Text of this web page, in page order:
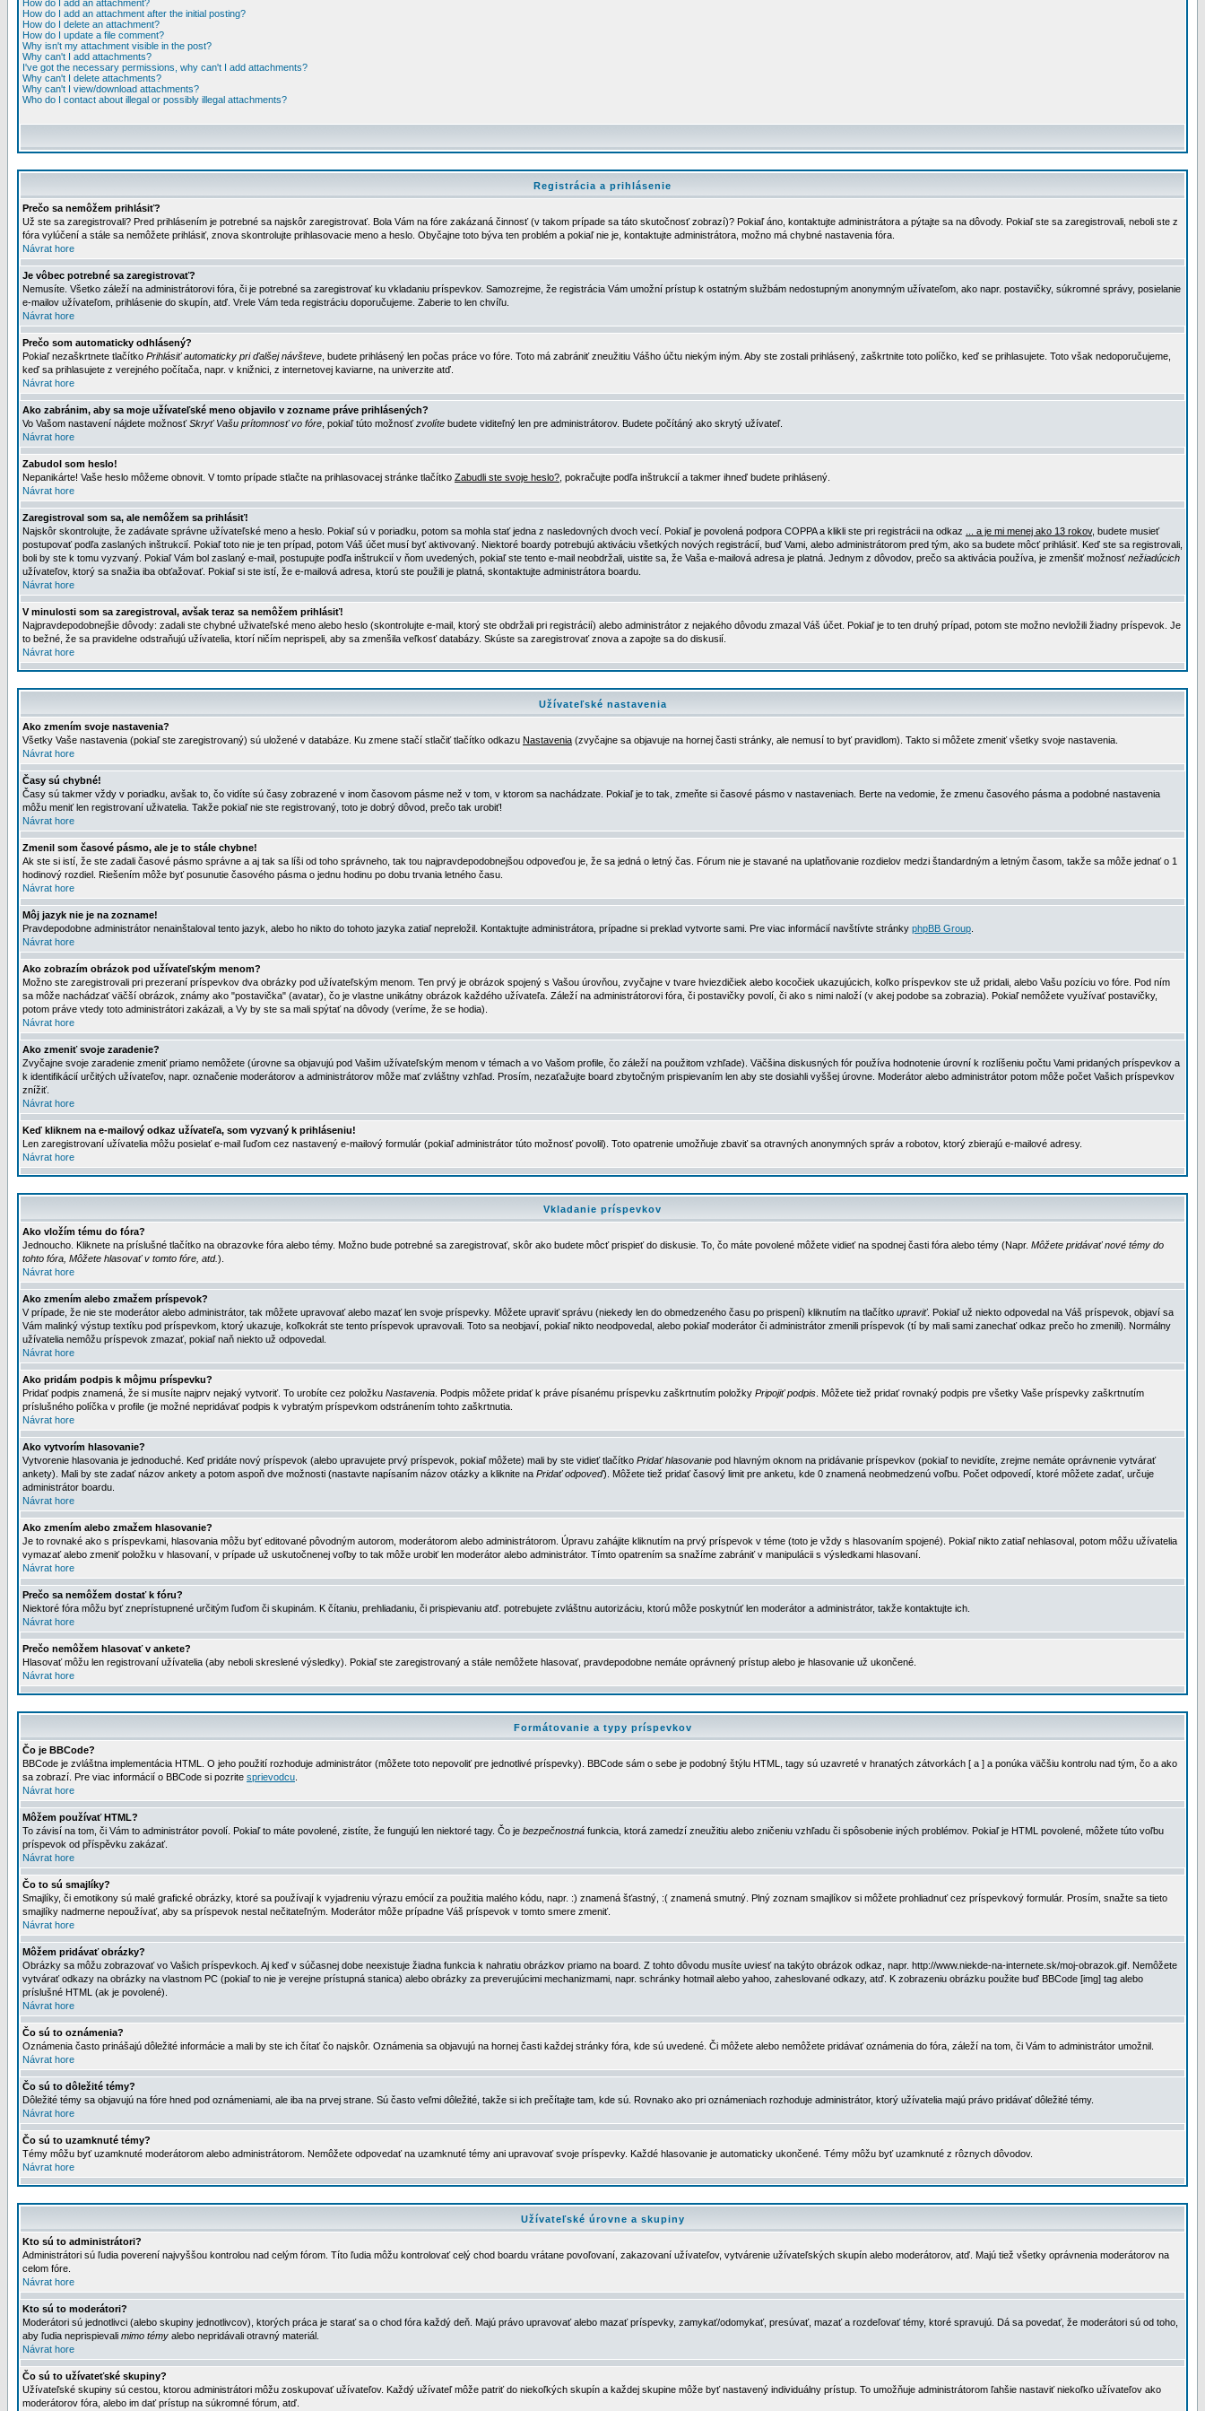
How do I add an attachment?
How do I add an attachment after the initial posting?
How do I delete an attachment?
How do I update a file comment?
Why isn't my attachment visible in the post?
Why can't I add attachments?
I've got the necessary permissions, why can't I add attachments?
Why can't I delete attachments?
Why can't I view/download attachments?
Who do I contact about illegal or possibly illegal attachments?
Registrácia a prihlásenie
Prečo sa nemôžem prihlásiť?
Už ste sa zaregistrovali? Pred prihlásením je potrebné sa najskôr zaregistrovať. Bola Vám na fóre zakázaná činnosť (v takom prípade sa táto skutočnosť zobrazí)? Pokiaľ áno, kontaktujte administrátora a pýtajte sa na dôvody. Pokiaľ ste sa zaregistrovali, neboli ste z
fóra vylúčení a stále sa nemôžete prihlásiť, znova skontrolujte prihlasovacie meno a heslo. Obyčajne toto býva ten problém a pokiaľ nie je, kontaktujte administrátora, možno má chybné nastavenia fóra.
Návrat hore
Je vôbec potrebné sa zaregistrovať?
Nemusíte. Všetko záleží na administrátorovi fóra, či je potrebné sa zaregistrovať ku vkladaniu príspevkov. Samozrejme, že registrácia Vám umožní prístup k ostatným službám nedostupným anonymným užívateľom, ako napr. postavičky, súkromné správy, posielanie
e-mailov užívateľom, prihlásenie do skupín, atď. Vrele Vám teda registráciu doporučujeme. Zaberie to len chvíľu.
Návrat hore
Prečo som automaticky odhlásený?
Pokiaľ nezaškrtnete tlačítko Prihlásiť automaticky pri ďalšej návšteve , budete prihlásený len počas práce vo fóre. Toto má zabrániť zneužitiu Vášho účtu niekým iným. Aby ste zostali prihlásený, zaškrtnite toto políčko, keď se prihlasujete. Toto však nedoporučujeme,
keď sa prihlasujete z verejného počítača, napr. v knižnici, z internetovej kaviarne, na univerzite atď.
Návrat hore
Ako zabránim, aby sa moje užívateľské meno objavilo v zozname práve prihlásených?
Vo Vašom nastavení nájdete možnosťSkryť Vašu prítomnosť vo fóre , pokiaľ túto možnosťzvolíte budete viditeľný len pre administrátorov. Budete počítáný ako skrytý užívateľ.
Návrat hore
Zabudol som heslo!
Nepanikárte! Vaše heslo môžeme obnovit. V tomto prípade stlačte na prihlasovacej stránke tlačítko Zabudli ste svoje heslo? , pokračujte podľa inštrukcií a takmer ihneď budete prihlásený.
Návrat hore
Zaregistroval som sa, ale nemôžem sa prihlásiť!
Najskôr skontrolujte, že zadávate správne užívateľské meno a heslo. Pokiaľ sú v poriadku, potom sa mohla stať jedna z nasledovných dvoch vecí. Pokiaľ je povolená podpora COPPA a klikli ste pri registrácii na odkaz
... a je mi menej ako 13 rokov, budete musieť
postupovať podľa zaslaných inštrukcií. Pokiaľ toto nie je ten prípad, potom Váš účet musí byť aktivovaný. Niektoré boardy potrebujú aktiváciu všetkých nových registrácií, buď Vami, alebo administrátorom pred tým, ako sa budete môcť prihlásiť. Keď ste sa registrovali,
boli by ste k tomu vyzvaný. Pokiaľ Vám bol zaslaný e-mail, postupujte podľa inštrukcií v ňom uvedených, pokiaľ ste tento e-mail neobdržali, uistite sa, že Vaša e-mailová adresa je platná. Jednym z dôvodov, prečo sa aktivácia používa, je zmenšiť možnosťnežiadúcich
užívateľov, ktorý sa snažia iba obťažovať. Pokiaľ si ste istí, že e-mailová adresa, ktorú ste použili je platná, skontaktujte administrátora boardu.
Návrat hore
V minulosti som sa zaregistroval, avšak teraz sa nemôžem prihlásiť!
Najpravdepodobnejšie dôvody: zadali ste chybné uživateľské meno alebo heslo (skontrolujte e-mail, ktorý ste obdržali pri registrácií) alebo administrátor z nejakého dôvodu zmazal Váš účet. Pokiaľ je to ten druhý prípad, potom ste možno nevložili žiadny príspevok. Je
to bežné, že sa pravidelne odstraňujú užívatelia, ktorí ničím neprispeli, aby sa zmenšila veľkosť databázy. Skúste sa zaregistrovať znova a zapojte sa do diskusií.
Návrat hore
Užívateľské nastavenia
Ako zmením svoje nastavenia?
Všetky Vaše nastavenia (pokiaľ ste zaregistrovaný) sú uložené v databáze. Ku zmene stačí stlačiť tlačítko odkazu Nastavenia (zvyčajne sa objavuje na hornej časti stránky, ale nemusí to byť pravidlom). Takto si môžete zmeniť všetky svoje nastavenia.
Návrat hore
Časy sú chybné!
Časy sú takmer vždy v poriadku, avšak to, čo vidíte sú časy zobrazené v inom časovom pásme než v tom, v ktorom sa nachádzate. Pokiaľ je to tak, zmeňte si časové pásmo v nastaveniach. Berte na vedomie, že zmenu časového pásma a podobné nastavenia
môžu meniť len registrovaní uživatelia. Takže pokiaľ nie ste registrovaný, toto je dobrý dôvod, prečo tak urobiť!
Návrat hore
Zmenil som časové pásmo, ale je to stále chybne!
Ak ste si istí, že ste zadali časové pásmo správne a aj tak sa líši od toho správneho, tak tou najpravdepodobnejšou odpoveďou je, že sa jedná o letný čas. Fórum nie je stavané na uplatňovanie rozdielov medzi štandardným a letným časom, takže sa môže jednať o 1
hodinový rozdiel. Riešením môže byť posunutie časového pásma o jednu hodinu po dobu trvania letného času.
Návrat hore
Môj jazyk nie je na zozname!
Pravdepodobne administrátor nenainštaloval tento jazyk, alebo ho nikto do tohoto jazyka zatiaľ nepreložil. Kontaktujte administrátora, prípadne si preklad vytvorte sami. Pre viac informácií navštívte stránky phpBB Group
Návrat hore
Ako zobrazím obrázok pod užívateľským menom?
Možno ste zaregistrovali pri prezeraní príspevkov dva obrázky pod užívateľským menom. Ten prvý je obrázok spojený s Vašou úrovňou, zvyčajne v tvare hviezdičiek alebo kocočiek ukazujúcich, koľko príspevkov ste už pridali, alebo Vašu pozíciu vo fóre. Pod ním
sa môže nachádzať väčší obrázok, známy ako "postavička" (avatar), čo je vlastne unikátny obrázok každého užívateľa. Záleží na administrátorovi fóra, či postavičky povolí, či ako s nimi naloží (v akej podobe sa zobrazia). Pokiaľ nemôžete využívať postavičky,
potom práve vtedy toto administrátori zakázali, a Vy by ste sa mali spýtať na dôvody (veríme, že se hodia).
Návrat hore
Ako zmeniť svoje zaradenie?
Zvyčajne svoje zaradenie zmeniť priamo nemôžete (úrovne sa objavujú pod Vašim užívateľským menom v témach a vo Vašom profile, čo záleží na použitom vzhľade). Väčšina diskusných fór používa hodnotenie úrovní k rozlíšeniu počtu Vami pridaných príspevkov a
k identifikácií určitých užívateľov, napr. označenie moderátorov a administrátorov môže mať zvláštny vzhľad. Prosím, nezaťažujte board zbytočným prispievaním len aby ste dosiahli vyššej úrovne. Moderátor alebo administrátor potom môže počet Vašich príspevkov
znížiť.
Návrat hore
Keď kliknem na e-mailový odkaz užívateľa, som vyzvaný k prihláseniu!
Len zaregistrovaní užívatelia môžu posielať e-mail ľuďom cez nastavený e-mailový formulár (pokiaľ administrátor túto možnosť povolil). Toto opatrenie umožňuje zbaviť sa otravných anonymných správ a robotov, ktorý zbierajú e-mailové adresy.
Návrat hore
Vkladanie príspevkov
Ako vložím tému do fóra?
Jednoucho. Kliknete na príslušné tlačítko na obrazovke fóra alebo témy. Možno bude potrebné sa zaregistrovať, skôr ako budete môcť prispieť do diskusie. To, čo máte povolené môžete vidieť na spodnej časti fóra alebo témy (Napr. Môžete pridávať nové témy do
tohto fóra, Môžete hlasovať v tomto fóre, atd.).
Návrat hore
Ako zmením alebo zmažem príspevok?
V prípade, že nie ste moderátor alebo administrátor, tak môžete upravovať alebo mazať len svoje príspevky. Môžete upraviť správu (niekedy len do obmedzeného času po prispení) kliknutím na tlačítko upraviť. Pokiaľ už niekto odpovedal na Váš príspevok, objaví sa
Vám malinký výstup textíku pod príspevkom, ktorý ukazuje, koľkokrát ste tento príspevok upravovali. Toto sa neobjaví, pokiaľ nikto neodpovedal, alebo pokiaľ moderátor či administrátor zmenili príspevok (tí by mali sami zanechať odkaz prečo ho zmenili). Normálny
užívatelia nemôžu príspevok zmazať, pokiaľ naň niekto už odpovedal.
Návrat hore
Ako pridám podpis k môjmu príspevku?
Pridať podpis znamená, že si musíte najprv nejaký vytvoriť. To urobíte cez položku Nastavenia . Podpis môžete pridať k práve písanému príspevku zaškrtnutím položky Pripojiť podpis . Môžete tiež pridať rovnaký podpis pre všetky Vaše príspevky zaškrtnutím
príslušného políčka v profile (je možné nepridávať podpis k vybratým príspevkom odstránením tohto zaškrtnutia.
Návrat hore
Ako vytvorím hlasovanie?
Vytvorenie hlasovania je jednoduché. Keď pridáte nový príspevok (alebo upravujete prvý príspevok, pokiaľ môžete) mali by ste vidieť tlačítko Pridať hlasovanie pod hlavným oknom na pridávanie príspevkov (pokiaľ to nevidíte, zrejme nemáte oprávnenie vytvárať
ankety). Mali by ste zadať názov ankety a potom aspoň dve možnosti (nastavte napísaním názov otázky a kliknite na Pridať odpoveď). Môžete tiež pridať časový limit pre anketu, kde 0 znamená neobmedzenú voľbu. Počet odpovedí, ktoré môžete zadať, určuje
administrátor boardu.
Návrat hore
Ako zmením alebo zmažem hlasovanie?
Je to rovnaké ako s príspevkami, hlasovania môžu byť editované pôvodným autorom, moderátorom alebo administrátorom. Úpravu zahájite kliknutím na prvý príspevok v téme (toto je vždy s hlasovaním spojené). Pokiaľ nikto zatiaľ nehlasoval, potom môžu užívatelia
vymazať alebo zmeniť položku v hlasovaní, v prípade už uskutočnenej voľby to tak môže urobiť len moderátor alebo administrátor. Tímto opatrením sa snažíme zabrániť v manipulácii s výsledkami hlasovaní.
Návrat hore
Prečo sa nemôžem dostať k fóru?
Niektoré fóra môžu byť zneprístupnené určitým ľuďom či skupinám. K čítaniu, prehliadaniu, či prispievaniu atď. potrebujete zvláštnu autorizáciu, ktorú môže poskytnúť len moderátor a administrátor, takže kontaktujte ich.
Návrat hore
Prečo nemôžem hlasovať v ankete?
Hlasovať môžu len registrovaní užívatelia (aby neboli skreslené výsledky). Pokiaľ ste zaregistrovaný a stále nemôžete hlasovať, pravdepodobne nemáte oprávnený prístup alebo je hlasovanie už ukončené.
Návrat hore
Formátovanie a typy príspevkov
Čo je BBCode?
BBCode je zvláštna implementácia HTML. O jeho použití rozhoduje administrátor (môžete toto nepovoliť pre jednotlivé príspevky). BBCode sám o sebe je podobný štýlu HTML, tagy sú uzavreté v hranatých zátvorkách [ a ] a ponúka väčšiu kontrolu nad tým, čo a ako
sa zobrazí. Pre viac informácií o BBCode si pozrite sprievodcu
Návrat hore
Môžem používať HTML?
To závisí na tom, či Vám to administrátor povolí. Pokiaľ to máte povolené, zistíte, že fungujú len niektoré tagy. Čo je bezpečnostná funkcia, ktorá zamedzí zneužitiu alebo zničeniu vzhľadu či spôsobenie iných problémov. Pokiaľ je HTML povolené, môžete túto voľbu
príspevok od příspěvku zakázať.
Návrat hore
Čo to sú smajlíky?
Smajlíky, či emotikony sú malé grafické obrázky, ktoré sa používají k vyjadreniu výrazu emócií za použitia malého kódu, napr. :) znamená šťastný, :( znamená smutný. Plný zoznam smajlíkov si môžete prohliadnuť cez príspevkový formulár. Prosím, snažte sa tieto
smajlíky nadmerne nepoužívať, aby sa príspevok nestal nečitateľným. Moderátor môže prípadne Váš príspevok v tomto smere zmeniť.
Návrat hore
Môžem pridávať obrázky?
Obrázky sa môžu zobrazovať vo Vašich príspevkoch. Aj keď v súčasnej dobe neexistuje žiadna funkcia k nahratiu obrázkov priamo na board. Z tohto dôvodu musíte uviesť na takýto obrázok odkaz, napr. http://www.niekde-na-internete.sk/moj-obrazok.gif. Nemôžete
vytvárať odkazy na obrázky na vlastnom PC (pokiaľ to nie je verejne prístupná stanica) alebo obrázky za preverujúcimi mechanizmami, napr. schránky hotmail alebo yahoo, zaheslované odkazy, atď. K zobrazeniu obrázku použite buď BBCode [img] tag alebo
príslušné HTML (ak je povolené).
Návrat hore
Čo sú to oznámenia?
Oznámenia často prinášajú dôležité informácie a mali by ste ich čítať čo najskôr. Oznámenia sa objavujú na hornej časti každej stránky fóra, kde sú uvedené. Či môžete alebo nemôžete pridávať oznámenia do fóra, záleží na tom, či Vám to administrátor umožnil.
Návrat hore
Čo sú to dôležité témy?
Dôležité témy sa objavujú na fóre hned pod oznámeniami, ale iba na prvej strane. Sú často veľmi dôležité, takže si ich prečítajte tam, kde sú. Rovnako ako pri oznámeniach rozhoduje administrátor, ktorý užívatelia majú právo pridávať dôležité témy.
Návrat hore
Čo sú to uzamknuté témy?
Témy môžu byť uzamknuté moderátorom alebo administrátorom. Nemôžete odpovedať na uzamknuté témy ani upravovať svoje príspevky. Každé hlasovanie je automaticky ukončené. Témy môžu byť uzamknuté z rôznych dôvodov.
Návrat hore
Užívateľské úrovne a skupiny
Kto sú to administrátori?
Administrátori sú ľudia poverení najvyššou kontrolou nad celým fórom. Títo ľudia môžu kontrolovať celý chod boardu vrátane povoľovaní, zakazovaní užívateľov, vytvárenie užívateľských skupín alebo moderátorov, atď. Majú tiež všetky oprávnenia moderátorov na
celom fóre.
Návrat hore
Kto sú to moderátori?
Moderátori sú jednotlivci (alebo skupiny jednotlivcov), ktorých práca je starať sa o chod fóra každý deň. Majú právo upravovať alebo mazať príspevky, zamykať/odomykať, presúvať, mazať a rozdeľovať témy, ktoré spravujú. Dá sa povedať, že moderátori sú od toho,
aby ľudia neprispievali mimo témy alebo nepridávali otravný materiál.
Návrat hore
Čo sú to užívateťské skupiny?
Užívateľské skupiny sú cestou, ktorou administrátori môžu zoskupovať užívateľov. Každý užívateľ môže patriť do niekoľkých skupín a každej skupine môže byť nastavený individuálny prístup. To umožňuje administrátorom ľahšie nastaviť niekoľko užívateľov ako
moderátorov fóra, alebo im dať prístup na súkromné fórum, atď.